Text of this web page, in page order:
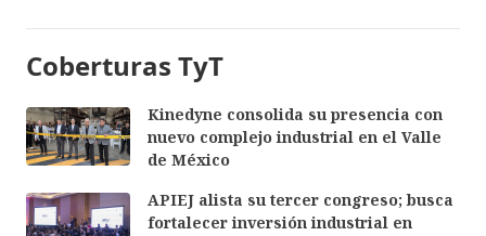
Coberturas TyT
Kinedyne consolida su presencia con
nuevo complejo industrial en el Valle
de México
APIEJ alista su tercer congreso; busca
fortalecer inversión industrial en